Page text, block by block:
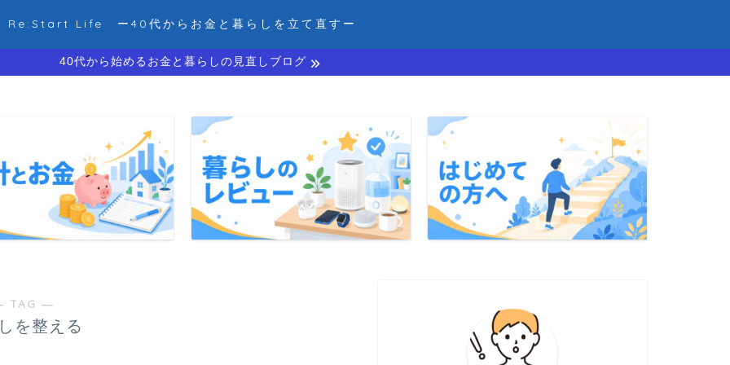
Re:Start Life ー40代からお金と暮らしを立て直すー
40代から始めるお金と暮らしの見直しブログ
TAG ―
を整える